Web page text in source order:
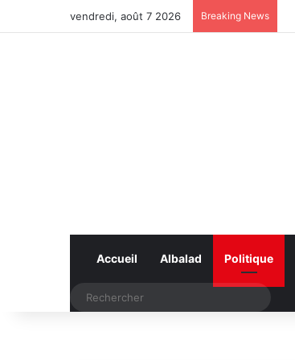
vendredi, août 7 2026 Breaking News
Accueil Albalad Politique